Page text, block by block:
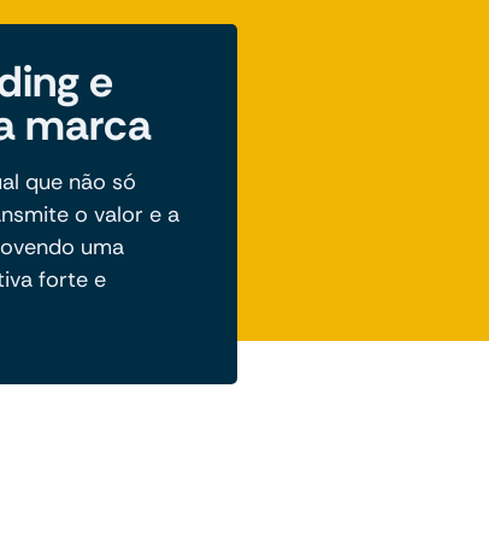
e
marca
que não só
o valor e a
uma
forte e